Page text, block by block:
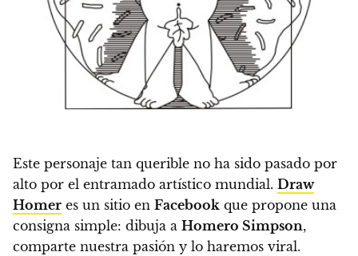
Este personaje tan querible no ha sido pasado por
alto por el entramado artístico mundial. Draw
Homer es un sitio en Facebook que propone una
consigna simple: dibuja a Homero Simpson,
comparte nuestra pasión y lo haremos viral.